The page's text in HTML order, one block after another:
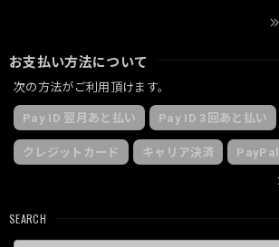
お支払い方法について
次の方法がご利用頂けます。
Pay ID 翌月あと払い Pay ID 3回あと払い
クレジットカード キャリア決済 PayPal
SEARCH